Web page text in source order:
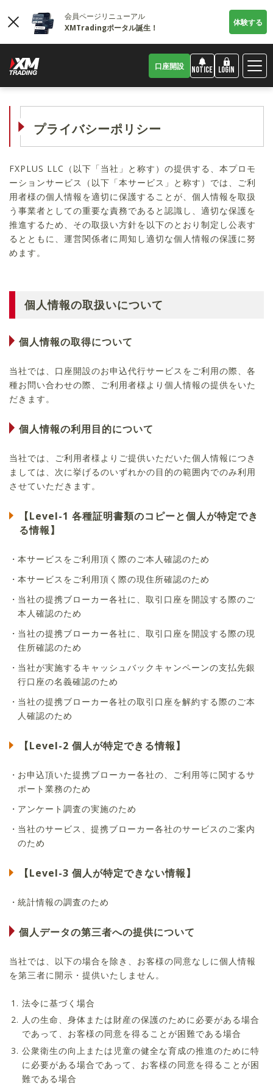
会員ページリニューアル
XMTradingポータル誕生！
体験する
口座開設 NOTICE LOGIN
プライバシーポリシー
FXPLUS LLC（以下「当社」と称す）の提供する、本プロモ
ーションサービス（以下「本サービス」と称す）では、ご利
用者様の個人情報を適切に保護することが、個人情報を取扱
う事業者としての重要な責務であると認識し、適切な保護を
推進するため、その取扱い方針を以下のとおり制定し公表す
るとともに、運営関係者に周知し適切な個人情報の保護に努
めます。
個人情報の取扱いについて
個人情報の取得について
当社では、口座開設のお申込代行サービスをご利用の際、各
種お問い合わせの際、ご利用者様より個人情報の提供をいた
だきます。
個人情報の利用目的について
当社では、ご利用者様よりご提供いただいた個人情報につき
ましては、次に挙げるのいずれかの目的の範囲内でのみ利用
させていただきます。
【Level-1 各種証明書類のコピーと個人が特定でき
る情報】
本サービスをご利用頂く際のご本人確認のため
本サービスをご利用頂く際の現住所確認のため
当社の提携ブローカー各社に、取引口座を開設する際のご
本人確認のため
当社の提携ブローカー各社に、取引口座を開設する際の現
住所確認のため
当社が実施するキャッシュバックキャンペーンの支払先銀
行口座の名義確認のため
当社の提携ブローカー各社の取引口座を解約する際のご本
人確認のため
【Level-2 個人が特定できる情報】
お申込頂いた提携ブローカー各社の、ご利用等に関するサ
ポート業務のため
アンケート調査の実施のため
当社のサービス、提携ブローカー各社のサービスのご案内
のため
【Level-3 個人が特定できない情報】
統計情報の調査のため
個人データの第三者への提供について
当社では、以下の場合を除き、お客様の同意なしに個人情報
を第三者に開示・提供いたしません。
法令に基づく場合
人の生命、身体または財産の保護のために必要がある場合
であって、お客様の同意を得ることが困難である場合
公衆衛生の向上または児童の健全な育成の推進のために特
に必要がある場合であって、お客様の同意を得ることが困
難である場合